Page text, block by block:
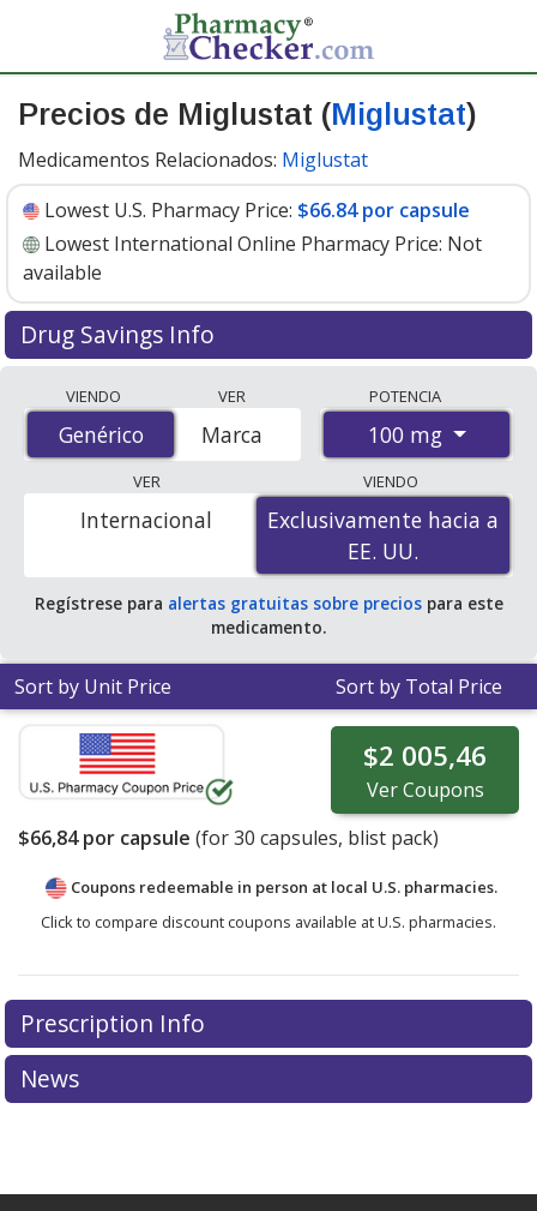
Precios de Miglustat (Miglustat)
Medicamentos Relacionados: Miglustat
Lowest U.S. Pharmacy Price: $66.84 por capsule
Lowest International Online Pharmacy Price: Not
available
Drug Savings Info
U.S. pharmacies start at$66.84 por capsulefor 30
capsules. You save 65% off the average U.S. pharmacy
retail price of $193.07 per capsule for 30 capsules. Enter
your ZIP Code to compare discount generic Miglustat
(miglustat) coupon prices in your area.
VIENDO
Genérico
Genérico
VER
Marca
POTENCIA
100 mg
VER
Exclusivamente hacia a
EE. UU.
Internacional
VIENDO
Exclusivamente hacia a
EE. UU.
Regístrese para alertas gratuitas sobre preciospara este
medicamento.
Sort by Unit Price Sort by Total Price
$2 005,46
VerCoupons
$66,84por capsule (for30 capsules, blist pack)
Coupons redeemable in person at local U.S. pharmacies.
Click to compare discount coupons available at U.S. pharmacies.
Prescription Info
News